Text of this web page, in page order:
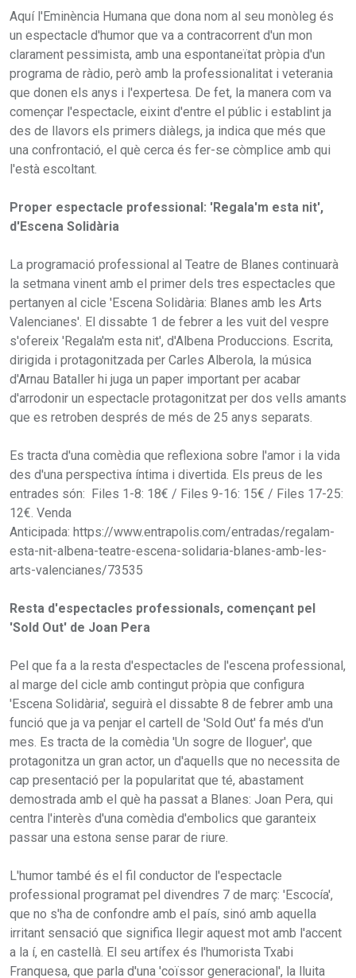
Aquí l'Eminència Humana que dona nom al seu monòleg és
un espectacle d'humor que va a contracorrent d'un mon
clarament pessimista, amb una espontaneïtat pròpia d'un
programa de ràdio, però amb la professionalitat i veterania
que donen els anys i l'expertesa. De fet, la manera com va
començar l'espectacle, eixint d'entre el públic i establint ja
des de llavors els primers diàlegs, ja indica que més que
una confrontació, el què cerca és fer-se còmplice amb qui
l'està escoltant.
Proper espectacle professional: 'Regala'm esta nit',
d'Escena Solidària
La programació professional al Teatre de Blanes continuarà
la setmana vinent amb el primer dels tres espectacles que
pertanyen al cicle 'Escena Solidària: Blanes amb les Arts
Valencianes'. El dissabte 1 de febrer a les vuit del vespre
s'ofereix 'Regala'm esta nit', d'Albena Produccions. Escrita,
dirigida i protagonitzada per Carles Alberola, la música
d'Arnau Bataller hi juga un paper important per acabar
d'arrodonir un espectacle protagonitzat per dos vells amants
que es retroben després de més de 25 anys separats.
Es tracta d'una comèdia que reflexiona sobre l'amor i la vida
des d'una perspectiva íntima i divertida. Els preus de les
entrades són: Files 1-8: 18€ / Files 9-16: 15€ / Files 17-25:
12€. Venda
Anticipada: https://www.entrapolis.com/entradas/regalam-
esta-nit-albena-teatre-escena-solidaria-blanes-amb-les-
arts-valencianes/73535
Resta d'espectacles professionals, començant pel
'Sold Out' de Joan Pera
Pel que fa a la resta d'espectacles de l'escena professional,
al marge del cicle amb contingut pròpia que configura
'Escena Solidària', seguirà el dissabte 8 de febrer amb una
funció que ja va penjar el cartell de 'Sold Out' fa més d'un
mes. Es tracta de la comèdia 'Un sogre de lloguer', que
protagonitza un gran actor, un d'aquells que no necessita de
cap presentació per la popularitat que té, abastament
demostrada amb el què ha passat a Blanes: Joan Pera, qui
centra l'interès d'una comèdia d'embolics que garanteix
passar una estona sense parar de riure.
L'humor també és el fil conductor de l'espectacle
professional programat pel divendres 7 de març: 'Escocía',
que no s'ha de confondre amb el país, sinó amb aquella
irritant sensació que significa llegir aquest mot amb l'accent
a la í, en castellà. El seu artífex és l'humorista Txabi
Franquesa, que parla d'una 'coïssor generacional', la lluita